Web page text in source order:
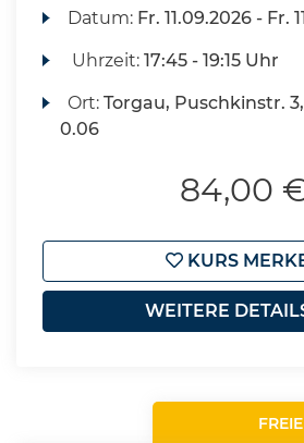
Datum: Fr. 11.09.2026 - Fr.
Uhrzeit:17:45 - 19:15 Uhr
Ort:Torgau, Puschkinstr.
0.06
84,00
KURS
WEITERE